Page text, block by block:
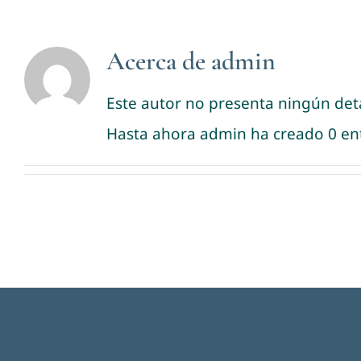
Acerca de admin
Este autor no presenta ningún
Hasta ahora admin ha creado 0